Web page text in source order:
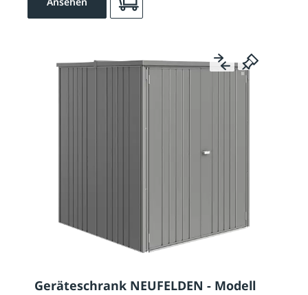
Geräteschrank NEUFELDEN - Modell